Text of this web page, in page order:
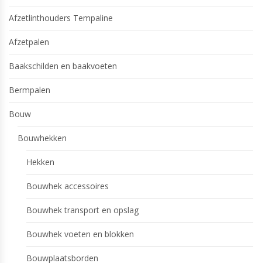
Afzetlinthouders Tempaline
Afzetpalen
Baakschilden en baakvoeten
Bermpalen
Bouw
Bouwhekken
Hekken
Bouwhek accessoires
Bouwhek transport en opslag
Bouwhek voeten en blokken
Bouwplaatsborden